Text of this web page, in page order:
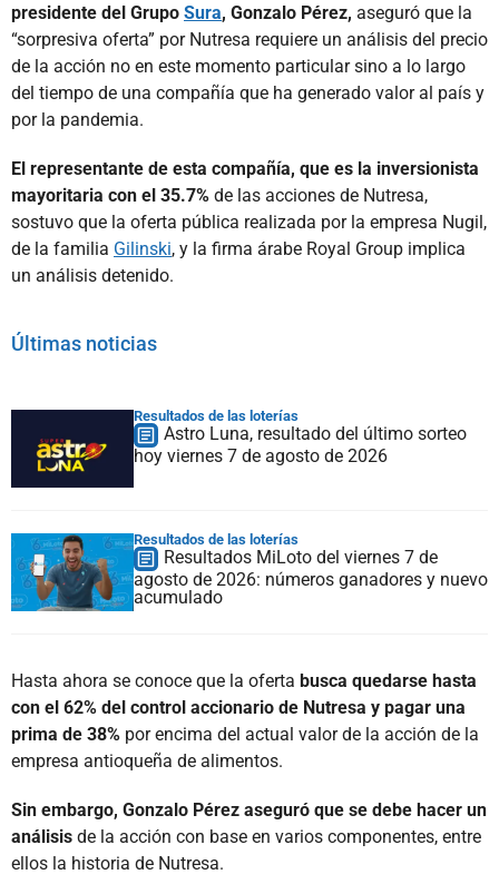
presidente del Grupo Sura, Gonzalo Pérez, aseguró que la
“sorpresiva oferta” por Nutresa requiere un análisis del precio
de la acción no en este momento particular sino a lo largo
del tiempo de una compañía que ha generado valor al país y
por la pandemia.
El representante de esta compañía, que es la inversionista
mayoritaria con el 35.7% de las acciones de Nutresa,
sostuvo que la oferta pública realizada por la empresa Nugil,
de la familia Gilinski, y la firma árabe Royal Group implica
un análisis detenido.
Últimas noticias
Resultados de las loterías
Astro Luna, resultado del último sorteo
hoy viernes 7 de agosto de 2026
Resultados de las loterías
Resultados MiLoto del viernes 7 de
agosto de 2026: números ganadores y nuevo
acumulado
Hasta ahora se conoce que la oferta busca quedarse hasta
con el 62% del control accionario de Nutresa y pagar una
prima de 38% por encima del actual valor de la acción de la
empresa antioqueña de alimentos.
Sin embargo, Gonzalo Pérez aseguró que se debe hacer un
análisis de la acción con base en varios componentes, entre
ellos la historia de Nutresa.